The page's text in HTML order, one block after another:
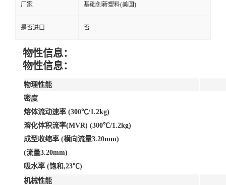
厂家 基础创新塑料(美国)
是否进口 否
物性信息：
物性信息：
物理性能
密度
熔体流动速率 (300℃/1.2kg)
溶化体积流率(MVR) (300℃/1.2kg)
成型收缩率 (横向流量3.20mm)
(流量3.20mm)
吸水率 (饱和,23℃)
机械性能